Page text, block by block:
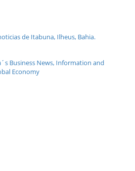
de Itabuna, Ilheus, Bahia.
Business News, Information and
Economy